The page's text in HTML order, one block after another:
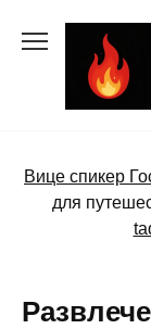
Вице спикер
для